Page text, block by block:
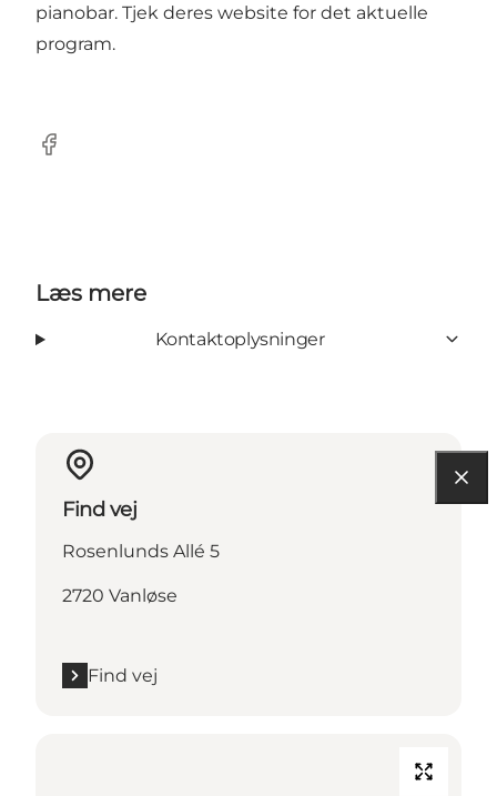
pianobar. Tjek deres website for det aktuelle
program.
Facebook
Læs mere
Kontaktoplysninger
Find vej
Rosenlunds Allé 5
2720 Vanløse
Find vej